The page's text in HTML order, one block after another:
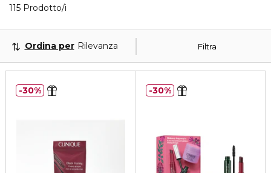
115 Prodotto/i
Filtra
Ordina per Rilevanza
30% 30%